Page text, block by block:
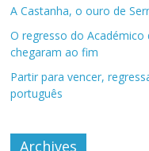
A Castanha, o ouro de
O regresso do Académico
chegaram ao fim
Partir para vencer,
português
Archives